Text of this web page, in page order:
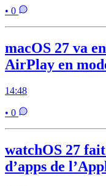
• 0
macOS 27 va
AirPlay en
14:48
• 0
watchOS 27
d’apps de